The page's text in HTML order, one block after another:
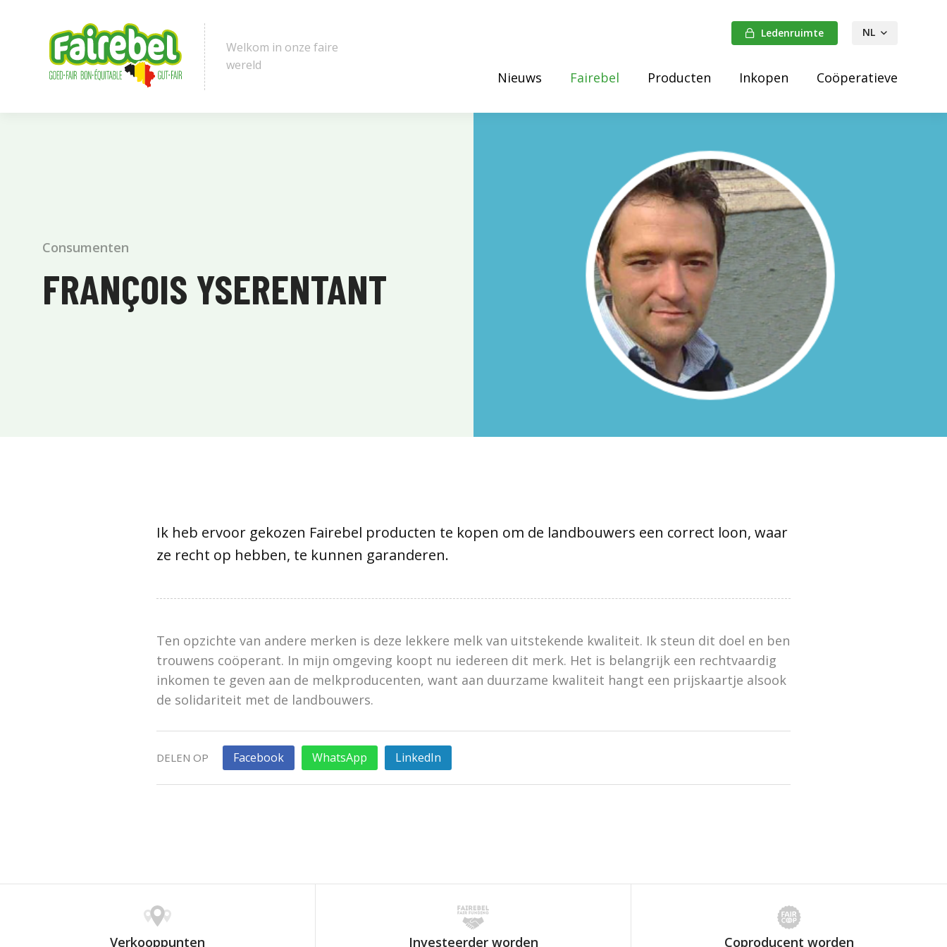
Welkom in onze faire
wereld
Nieuws Fairebel Producten Inkopen Coöperatieve
Ledenruimte
NL
DE
Consumenten
FRANÇOIS YSERENTANT
Ik heb ervoor gekozen Fairebel producten te kopen om de landbouwers een correct loon, waar
ze recht op hebben, te kunnen garanderen.
Ten opzichte van andere merken is deze lekkere melk van uitstekende kwaliteit. Ik steun dit doel en ben
trouwens coöperant. In mijn omgeving koopt nu iedereen dit merk. Het is belangrijk een rechtvaardig
inkomen te geven aan de melkproducenten, want aan duurzame kwaliteit hangt een prijskaartje alsook
de solidariteit met de landbouwers.
DELEN OP Facebook WhatsApp LinkedIn
Verkooppunten Investeerder worden Coproducent worden